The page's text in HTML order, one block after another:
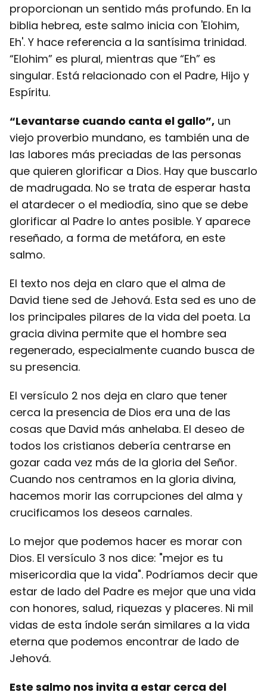
proporcionan un sentido más profundo. En la
biblia hebrea, este salmo inicia con 'Elohim,
Eh'. Y hace referencia a la santísima trinidad.
“Elohim” es plural, mientras que “Eh” es
singular. Está relacionado con el Padre, Hijo y
Espíritu.
“Levantarse cuando canta el gallo”, un
viejo proverbio mundano, es también una de
las labores más preciadas de las personas
que quieren glorificar a Dios. Hay que buscarlo
de madrugada. No se trata de esperar hasta
el atardecer o el mediodía, sino que se debe
glorificar al Padre lo antes posible. Y aparece
reseñado, a forma de metáfora, en este
salmo.
El texto nos deja en claro que el alma de
David tiene sed de Jehová. Esta sed es uno de
los principales pilares de la vida del poeta. La
gracia divina permite que el hombre sea
regenerado, especialmente cuando busca de
su presencia.
El versículo 2 nos deja en claro que tener
cerca la presencia de Dios era una de las
cosas que David más anhelaba. El deseo de
todos los cristianos debería centrarse en
gozar cada vez más de la gloria del Señor.
Cuando nos centramos en la gloria divina,
hacemos morir las corrupciones del alma y
crucificamos los deseos carnales.
Lo mejor que podemos hacer es morar con
Dios. El versículo 3 nos dice: "mejor es tu
misericordia que la vida". Podríamos decir que
estar de lado del Padre es mejor que una vida
con honores, salud, riquezas y placeres. Ni mil
vidas de esta índole serán similares a la vida
eterna que podemos encontrar de lado de
Jehová.
Este salmo nos invita a estar cerca del